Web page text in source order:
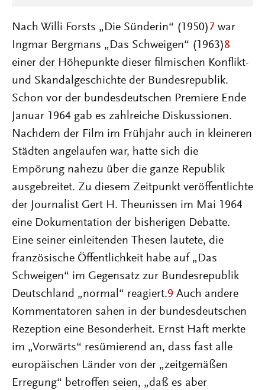
Nach Willi Forsts „Die Sünderin“ (1950) 7 war
Ingmar Bergmans „Das Schweigen“ (1963)8
einer der Höhepunkte dieser filmischen Konflikt-
und Skandalgeschichte der Bundesrepublik.
Schon vor der bundesdeutschen Premiere Ende
Januar 1964 gab es zahlreiche Diskussionen.
Nachdem der Film im Frühjahr auch in kleineren
Städten angelaufen war, hatte sich die
Empörung nahezu über die ganze Republik
ausgebreitet. Zu diesem Zeitpunkt veröffentlichte
der Journalist Gert H. Theunissen im Mai 1964
eine Dokumentation der bisherigen Debatte.
Eine seiner einleitenden Thesen lautete, die
französische Öffentlichkeit habe auf „Das
Schweigen“ im Gegensatz zur Bundesrepublik
Deutschland „normal“ reagiert.9 Auch andere
Kommentatoren sahen in der bundesdeutschen
Rezeption eine Besonderheit. Ernst Haft merkte
im „Vorwärts“ resümierend an, dass fast alle
europäischen Länder von der „zeitgemäßen
Erregung“ betroffen seien, „daß es aber